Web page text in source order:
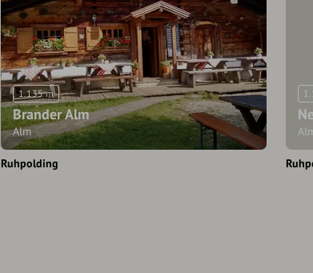
1.135 m
Brander Alm
Alm
Ruhpolding